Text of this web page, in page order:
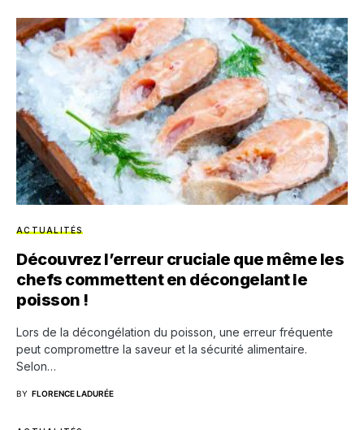
ACTUALITÉS
Découvrez l’erreur cruciale que même les
chefs commettent en décongelant le
poisson !
Lors de la décongélation du poisson, une erreur fréquente
peut compromettre la saveur et la sécurité alimentaire.
Selon…
BY FLORENCE LADURÉE